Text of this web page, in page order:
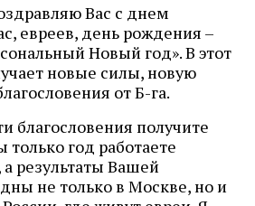
Вас с днем
евреев, день рождения –
Новый год». В этот
новые силы, новую
от Б-га.
благословения получите
год работаете
результаты Вашей
не только в Москве, но и